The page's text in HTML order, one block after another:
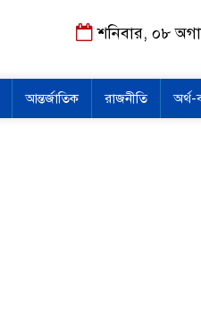
শনিবার, ০৮
আন্তর্জাতিক রাজনীতি অর্থ-